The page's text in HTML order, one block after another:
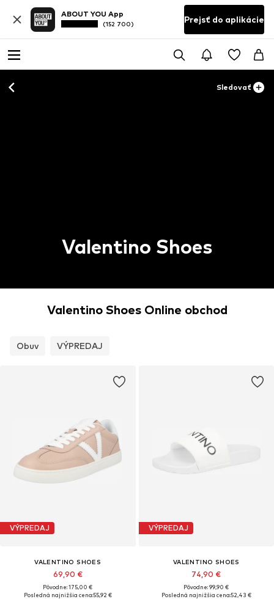
ABOUT YOU App
(152 700) Prejsť do aplikácie
Sledovať
Valentino Shoes
Valentino Shoes Online obchod
Obuv VÝPREDAJ
VÝPREDAJ
VALENTINO SHOES
69,90 €
Pôvodne: 175,00 €
Posledná najnižšia cena:55,92 €
VÝPREDAJ
VALENTINO SHOES
74,90 €
Pôvodne: 99,90 €
Posledná najnižšia cena:52,43 €